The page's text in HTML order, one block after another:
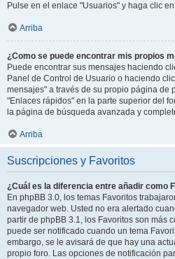
Pulse en el enlace "Usuarios" y haga clic
Arriba
¿Como se puede encontrar mis propios
Puede encontrar sus mensajes haciendo
Panel de Control de Usuario o haciendo
mensajes" a través de su propio página de
"Enlaces rápidos" en la parte superior del
la página de búsqueda avanzada y
Arriba
Suscripciones y Favoritos
¿Cuál es la diferencia entre añadir como
En phpBB 3.0, los temas Favoritos
navegador web. Usted no era alertado
partir de phpBB 3.1, los Favoritos son más
puede ser notificado cuando un tema
embargo, se le avisará de que hay una
propio foro. Las opciones de notificación